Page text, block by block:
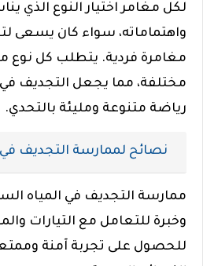
لكل مغامر اختيار النوع الذي
واهتماماته، سواء كان يسعى
مغامرة فردية. يتطلب كل نوع
مختلفة، مما يجعل التجديف في
رياضة متنوعة ومليئة بالتحدي.
نصائح لممارسة التجديف في
ممارسة التجديف في المياه
وخبرة للتعامل مع التيارات
للحصول على تجربة آمنة